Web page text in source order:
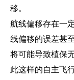
移。
航线偏移存在一
线偏移的误差甚
将可能导致植保
此这样的自主飞